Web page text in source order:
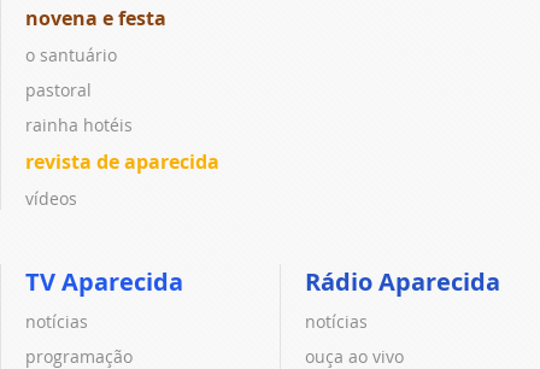
novena e festa
o santuário
pastoral
rainha hotéis
revista de aparecida
vídeos
TV Aparecida
notícias
programação
Rádio Aparecida
notícias
ouça ao vivo